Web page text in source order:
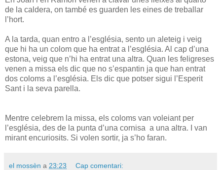
de la caldera, on també es guarden les eines de treballar
l’hort.
A la tarda, quan entro a l’església, sento un aleteig i veig
que hi ha un colom que ha entrat a l’església. Al cap d’una
estona, veig que n’hi ha entrat una altra. Quan les feligreses
venen a missa els dic que no s’espantin ja que han entrat
dos coloms a l’església. Els dic que potser sigui l’Esperit
Sant i la seva parella.
Mentre celebrem la missa, els coloms van voleiant per
l’església, des de la punta d’una cornisa a una altra. I van
mirant encuriosits. Si volen sortir, ja s’ho faran.
el mossèn a 23:23 Cap comentari: